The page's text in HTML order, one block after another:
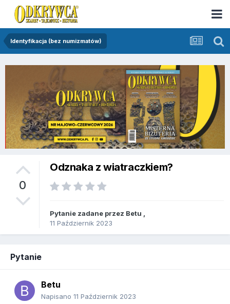
Identyfikacja (bez numizmatów)
0
Odznaka z wiatraczkiem?
Pytanie zadane przez Betu
11 Październik 2023
Pytanie
Betu
Napisano 11 Październik 2023